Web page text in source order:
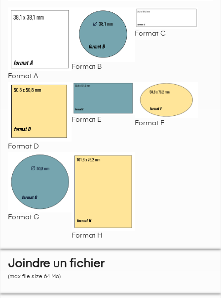
Format A
Format B
Format C
Format D
Format E
Format F
Format G
Format H
Joindre un fichier
(max file size 64 Mo)